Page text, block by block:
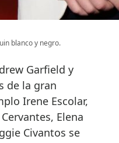
blanco y negro.
Garfield y
de la gran
Irene Escolar,
Elena
Civantos se